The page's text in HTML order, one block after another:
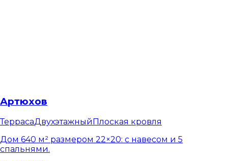
Артюхов
ТеррасаДвухэтажныйПлоская кровля
Дом 640 м² размером 22×20: с навесом и 5
спальнями.